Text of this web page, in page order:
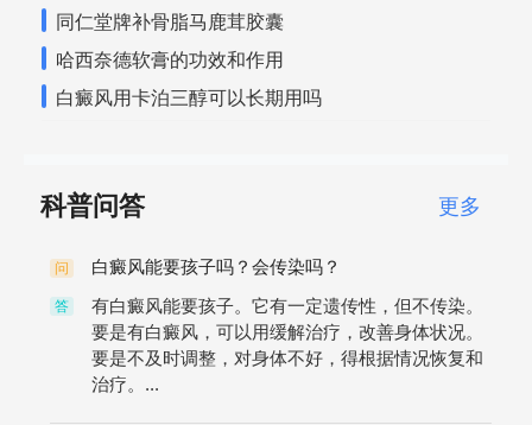
同仁堂牌补骨脂马鹿茸胶囊
哈西奈德软膏的功效和作用
白癜风用卡泊三醇可以长期用吗
科普问答 更多
问 白癜风能要孩子吗？会传染吗？
答
有白癜风能要孩子。它有一定遗传性，但不传染。
要是有白癜风，可以用缓解治疗，改善身体状况。
要是不及时调整，对身体不好，得根据情况恢复和
治疗。...